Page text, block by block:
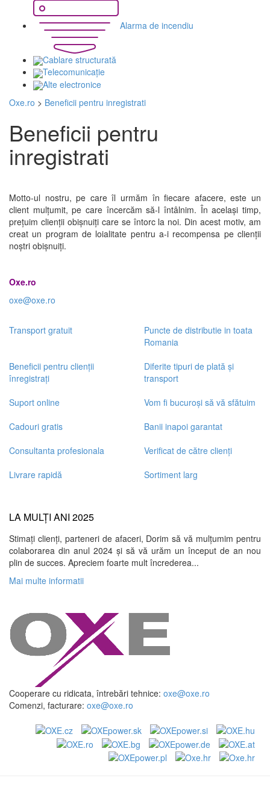
Alarma de incendiu
Cablare structurată
Telecomunicaţie
Alte electronice
Oxe.ro > Beneficii pentru inregistrati
Beneficii pentru
inregistrati
Motto-ul nostru, pe care îl urmăm în fiecare afacere, este un
client mulțumit, pe care încercăm să-l întâlnim. În același timp,
prețuim clienții obișnuiți care se întorc la noi. Din acest motiv, am
creat un program de loialitate pentru a-i recompensa pe clienții
noștri obișnuiți.
Oxe.ro
oxe@oxe.ro
Transport gratuit
Puncte de distributie in toata
Romania
Beneficii pentru clienții
înregistrați
Diferite tipuri de plată și
transport
Suport online
Vom fi bucuroși să vă sfătuim
Cadouri gratis
Banii inapoi garantat
Consultanta profesionala
Verificat de către clienți
Livrare rapidă
Sortiment larg
LA MULȚI ANI 2025
Stimați clienți, parteneri de afaceri, Dorim să vă mulțumim pentru
colaborarea din anul 2024 și să vă urăm un început de an nou
plin de succes. Apreciem foarte mult încrederea...
Mai multe informatii
Cooperare cu ridicata, întrebări tehnice: oxe@oxe.ro
Comenzi, facturare: oxe@oxe.ro